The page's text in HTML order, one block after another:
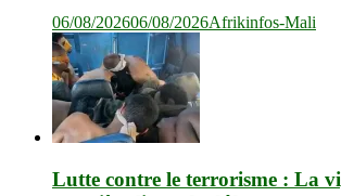
06/08/202606/08/2026Afrikinfos-Mali
Lutte contre le terrorisme : La